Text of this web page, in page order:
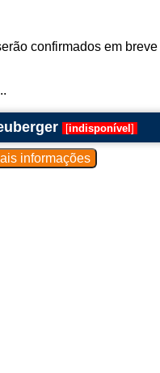
confirmados em breve
[indisponível ]